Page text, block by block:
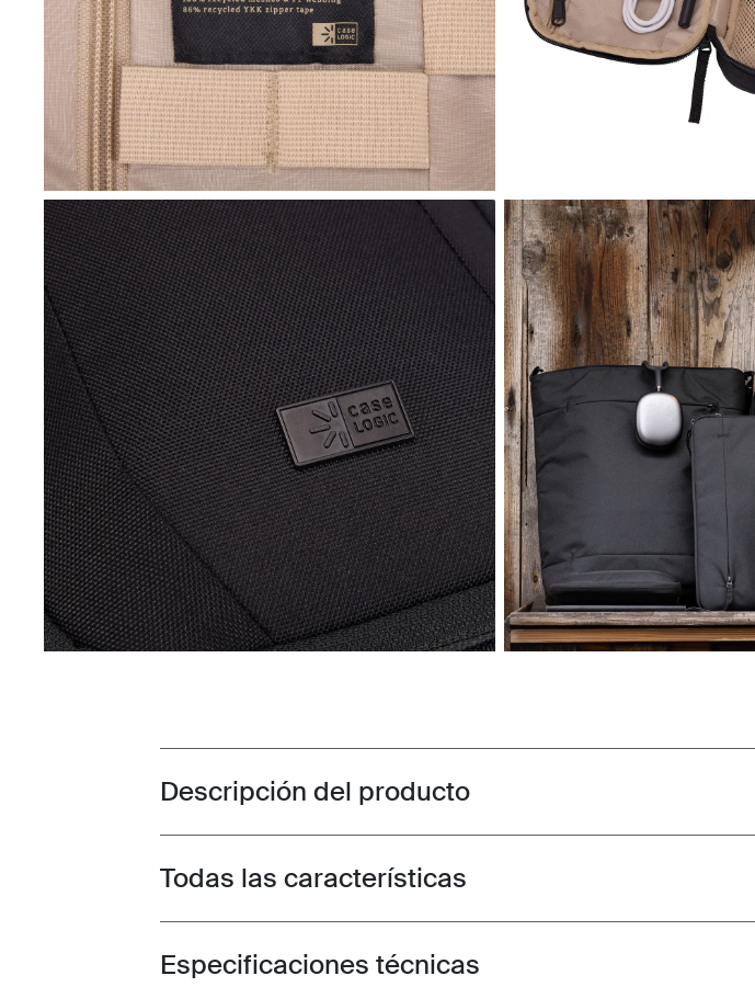
Toggle overview
Descripción del producto
Toggle features
Todas las características
Toggle techspec
Especificaciones técnicas